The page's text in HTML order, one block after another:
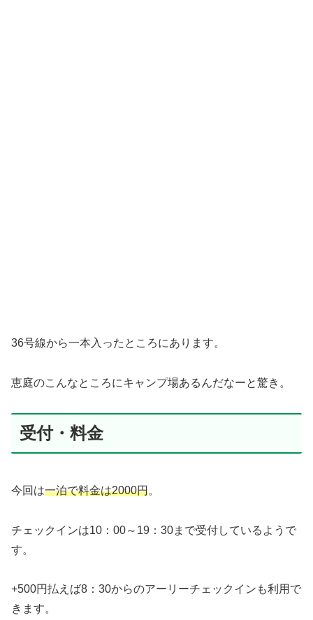
36号線から一本入ったところにあります。
恵庭のこんなところにキャンプ場あるんだなーと驚き。
受付・料金
今回は一泊で料金は2000円。
チェックインは10：00～19：30まで受付しているようで
す。
+500円払えば8：30からのアーリーチェックインも利用で
きます。